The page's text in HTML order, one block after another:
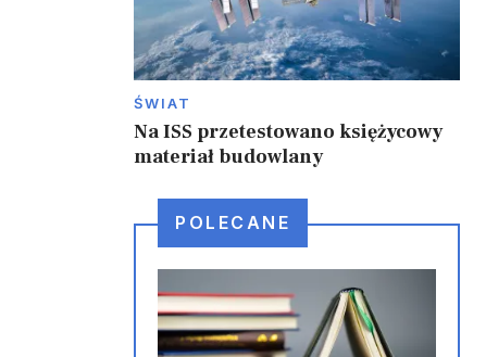
ŚWIAT
Na ISS przetestowano księżycowy
materiał budowlany
POLECANE